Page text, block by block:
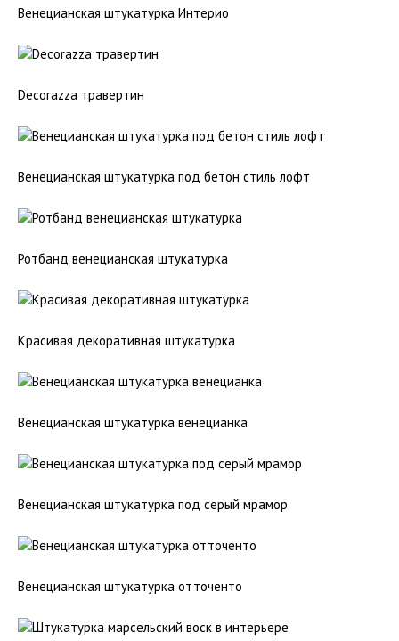
Венецианская штукатурка Интерио
Decorazza травертин
Венецианская штукатурка под бетон стиль лофт
Ротбанд венецианская штукатурка
Красивая декоративная штукатурка
Венецианская штукатурка венецианка
Венецианская штукатурка под серый мрамор
Венецианская штукатурка отточенто